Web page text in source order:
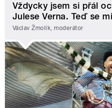
Vždycky jsem si přál
Julese Verna. Teď se
Václav Žmolík, moderátor